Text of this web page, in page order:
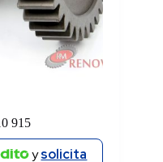
915
ysolicita